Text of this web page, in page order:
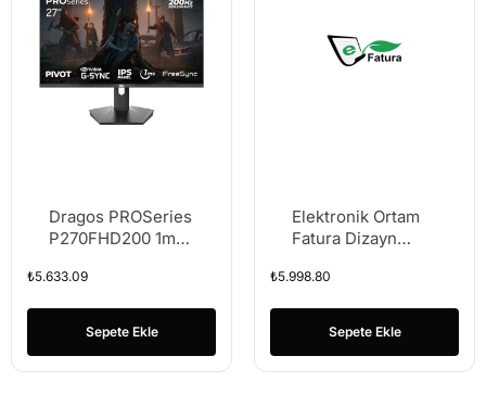
Dragos PROSeries
P270FHD200 1ms
DP 1920×1080 27″
FreeSync G-Sync
IPS Pivot Gaming
Monitör
₺5.633.09
Sepete Ekle
Elektronik Ortam
Fatura Dizayn
₺5.998.80
Sepete Ekle